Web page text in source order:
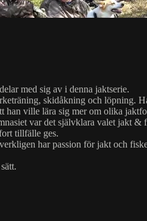
med sig av i denna jaktserie.
skidåkning och löpning.
han ville lära sig mer om olika
var det självklara valet jakt &
tillfälle ges.
har passion för jakt och